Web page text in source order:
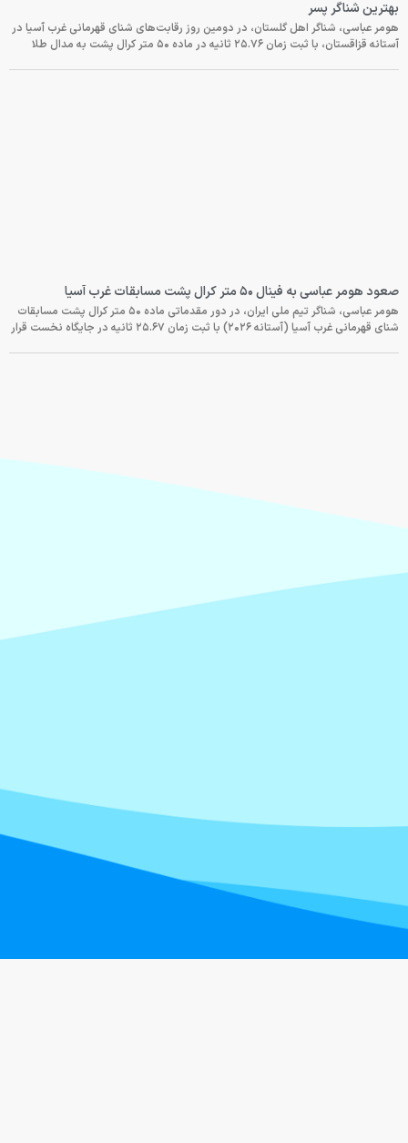
بهترین شناگر پسر
هومر عباسی، شناگر اهل گلستان، در دومین روز رقابت‌های شنای قهرمانی غرب آسیا در
آستانه قزاقستان، با ثبت زمان ۲۵.۷۶ ثانیه در ماده ۵۰ متر کرال پشت به مدال طلا
صعود هومر عباسی به فینال ۵۰ متر کرال پشت مسابقات غرب آسیا
هومر عباسی، شناگر تیم ملی ایران، در دور مقدماتی ماده ۵۰ متر کرال پشت مسابقات
شنای قهرمانی غرب آسیا (آستانه ۲۰۲۶) با ثبت زمان ۲۵.۶۷ ثانیه در جایگاه نخست قرار